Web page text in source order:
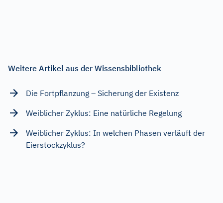
Weitere Artikel aus der Wissensbibliothek
Die Fortpflanzung – Sicherung der Existenz
Weiblicher Zyklus: Eine natürliche Regelung
Weiblicher Zyklus: In welchen Phasen verläuft der
Eierstockzyklus?